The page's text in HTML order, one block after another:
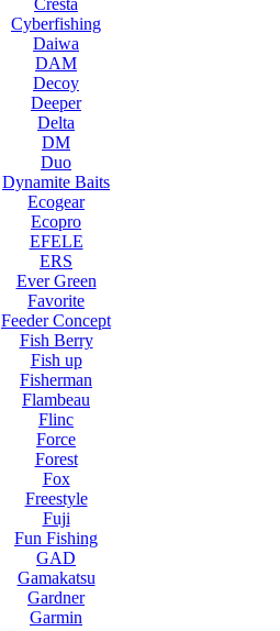
Cresta
Cyberfishing
Daiwa
DAM
Decoy
Deeper
Delta
DM
Duo
Dynamite Baits
Ecogear
Ecopro
EFELE
ERS
Ever Green
Favorite
Feeder Concept
Fish Berry
Fish up
Fisherman
Flambeau
Flinc
Force
Forest
Fox
Freestyle
Fuji
Fun Fishing
GAD
Gamakatsu
Gardner
Garmin